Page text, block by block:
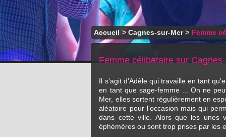
Accueil >Cagnes-sur-Mer> Femme
Femme célibataire sur
Il s'agit d'Adèle qui travaille en tant
en tant que sage-femme ... On ne
Mer, elles sortent régulièrement en
aléatoire pour l'occasion mais qui
dans cette ville. Alors que les unes
éphémères ou sont trop prises par les